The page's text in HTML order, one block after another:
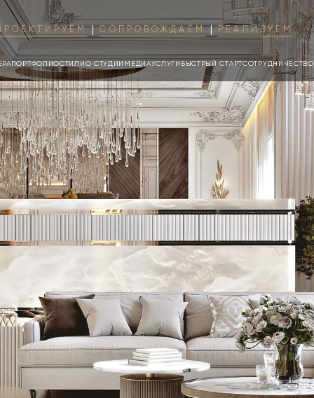
СОПРОВОЖДАЕМ РЕАЛИЗУЕМ
ПОРТФОЛИОСТИЛИО СТУДИИ МЕДИАУСЛУГИ БЫСТРЫЙ СТАРТСОТРУДНИЧЕСТВО